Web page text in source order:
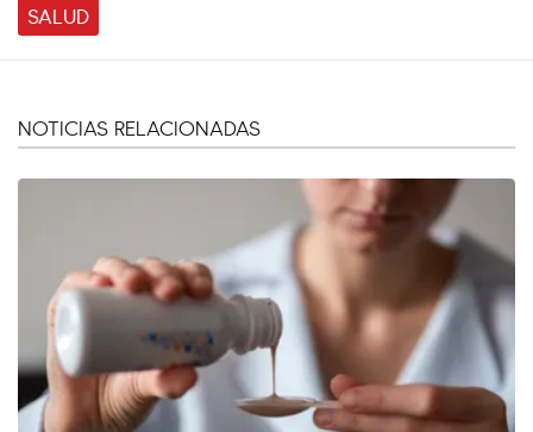
SALUD
NOTICIAS RELACIONADAS